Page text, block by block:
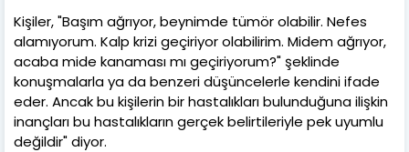
Kişiler, "Başım ağrıyor, beynimde tümör olabilir. Nefes
alamıyorum. Kalp krizi geçiriyor olabilirim. Midem ağrıyor,
acaba mide kanaması mı geçiriyorum?" şeklinde
konuşmalarla ya da benzeri düşüncelerle kendini ifade
eder. Ancak bu kişilerin bir hastalıkları bulunduğuna ilişkin
inançları bu hastalıkların gerçek belirtileriyle pek uyumlu
değildir" diyor.